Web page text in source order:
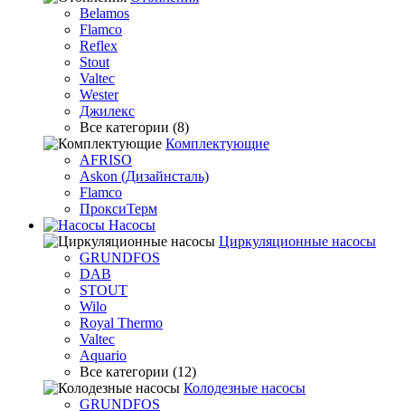
Belamos
Flamco
Reflex
Stout
Valtec
Wester
Джилекс
Все категории (8)
Комплектующие
AFRISO
Askon (Дизайнсталь)
Flamco
ПроксиТерм
Насосы
Циркуляционные насосы
GRUNDFOS
DAB
STOUT
Wilo
Royal Thermo
Valtec
Aquario
Все категории (12)
Колодезные насосы
GRUNDFOS